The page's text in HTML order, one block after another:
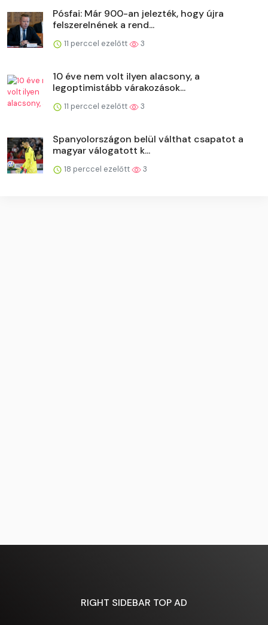
Pósfai: Már 900-an jelezték, hogy újra
felszerelnének a rend...
11 perccel ezelőtt 3
10 éve nem volt ilyen alacsony, a
legoptimistább várakozások...
11 perccel ezelőtt 3
Spanyolországon belül válthat csapatot a
magyar válogatott k...
18 perccel ezelőtt 3
RIGHT SIDEBAR TOP AD